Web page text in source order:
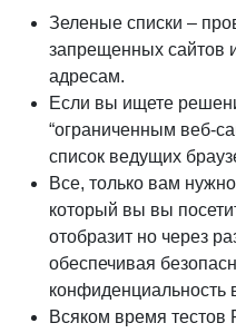
Зеленые списки –
запрещенных сайтов
адресам.
Если вы ищете
“ограниченным веб-
список ведущих
Все, только вам
который вы вы
отобразит но через
обеспечивая
Всяком время тестов